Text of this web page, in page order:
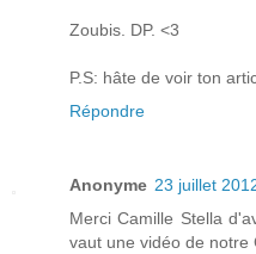
Zoubis. DP. <3
P.S: hâte de voir ton
Répondre
Anonyme 23 juillet
Merci Camille Stella
vaut une vidéo de notre